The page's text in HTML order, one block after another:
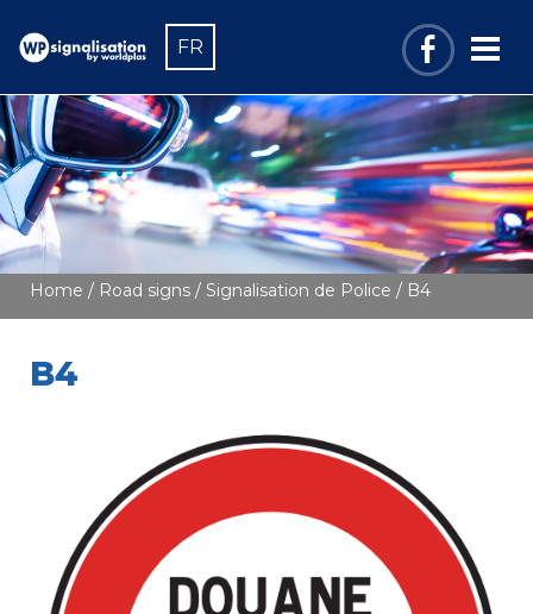
FR
Home / Road signs / Signalisation de Police / B4
B4